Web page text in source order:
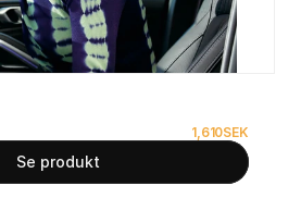
1,610SEK
Se produkt